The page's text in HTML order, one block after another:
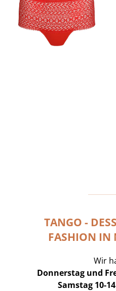
TANGO -
FASHION IN
Wir
Donnerstag und
Samstag 10-